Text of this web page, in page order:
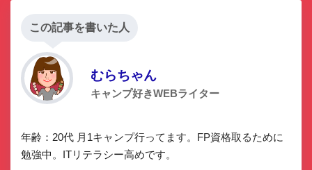
この記事を書いた人
むらちゃん
キャンプ好きWEBライター
年齢：20代 月1キャンプ行ってます。FP資格取るために
勉強中。ITリテラシー高めです。